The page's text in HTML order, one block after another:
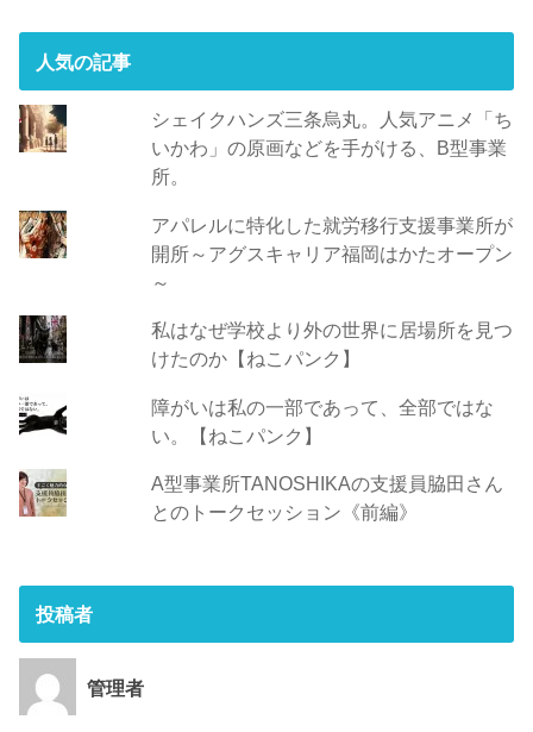
人気の記事
シェイクハンズ三条烏丸。人気アニメ「ち
いかわ」の原画などを手がける、B型事業
所。
アパレルに特化した就労移行支援事業所が
開所～アグスキャリア福岡はかたオープン
～
私はなぜ学校より外の世界に居場所を見つ
けたのか【ねこパンク】
障がいは私の一部であって、全部ではな
い。【ねこパンク】
A型事業所TANOSHIKAの支援員脇田さん
とのトークセッション《前編》
投稿者
管理者